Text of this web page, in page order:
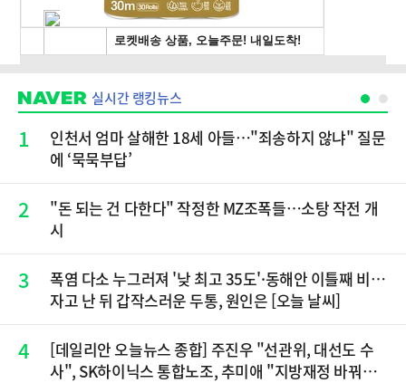
실시간 랭킹뉴스
1
인천서 엄마 살해한 18세 아들…"죄송하지 않냐" 질문
에 ‘묵묵부답’
2
"돈 되는 건 다한다" 작정한 MZ조폭들…소탕 작전 개
시
3
폭염 다소 누그러져 '낮 최고 35도'·동해안 이틀째 비…
자고 난 뒤 갑작스러운 두통, 원인은 [오늘 날씨]
4
[데일리안 오늘뉴스 종합] 주진우 "선관위, 대선도 수
사", SK하이닉스 통합노조, 추미애 "지방재정 바꿔